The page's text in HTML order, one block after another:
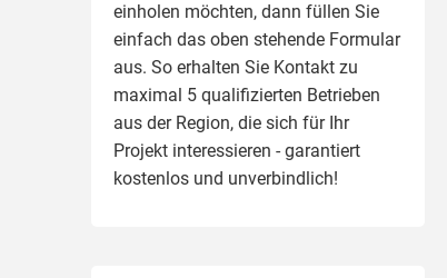
einholen möchten, dann füllen Sie
einfach das oben stehende Formular
aus. So erhalten Sie Kontakt zu
maximal 5 qualifizierten Betrieben
aus der Region, die sich für Ihr
Projekt interessieren - garantiert
kostenlos und unverbindlich!